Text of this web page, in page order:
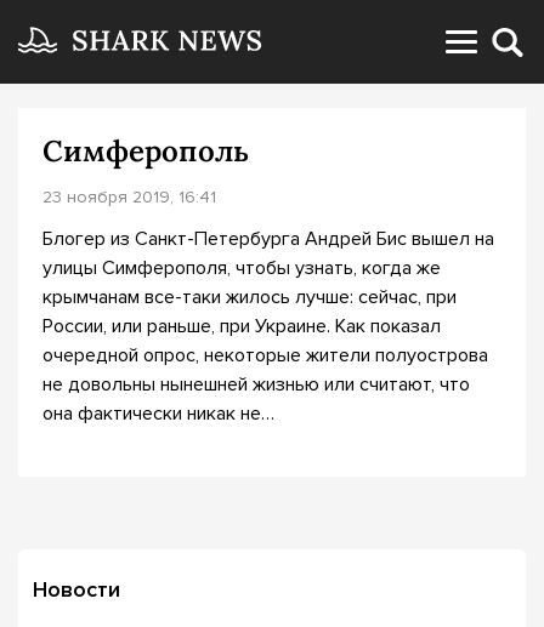
Симферополь
23 ноября 2019, 16:41
Блогер из Санкт-Петербурга Андрей Бис вышел на
улицы Симферополя, чтобы узнать, когда же
крымчанам все-таки жилось лучше: сейчас, при
России, или раньше, при Украине. Как показал
очередной опрос, некоторые жители полуострова
не довольны нынешней жизнью или считают, что
она фактически никак не…
Новости